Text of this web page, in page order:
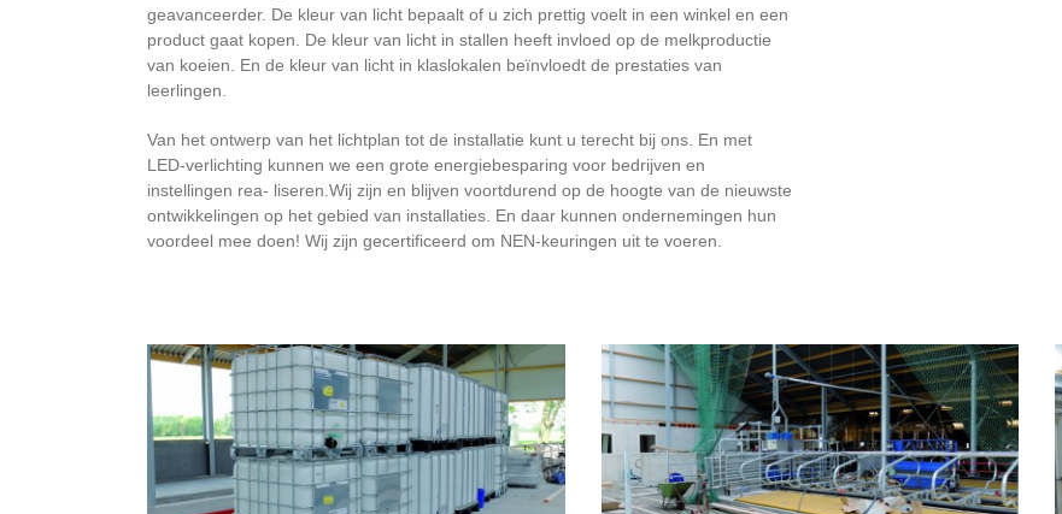
geavanceerder. De kleur van licht bepaalt of u zich prettig voelt in een winkel en een
product gaat kopen. De kleur van licht in stallen heeft invloed op de melkproductie
van koeien. En de kleur van licht in klaslokalen beïnvloedt de prestaties van
leerlingen.
Van het ontwerp van het lichtplan tot de installatie kunt u terecht bij ons. En met
LED-verlichting kunnen we een grote energiebesparing voor bedrijven en
instellingen rea- liseren.Wij zijn en blijven voortdurend op de hoogte van de nieuwste
ontwikkelingen op het gebied van installaties. En daar kunnen ondernemingen hun
voordeel mee doen! Wij zijn gecertificeerd om NEN-keuringen uit te voeren.